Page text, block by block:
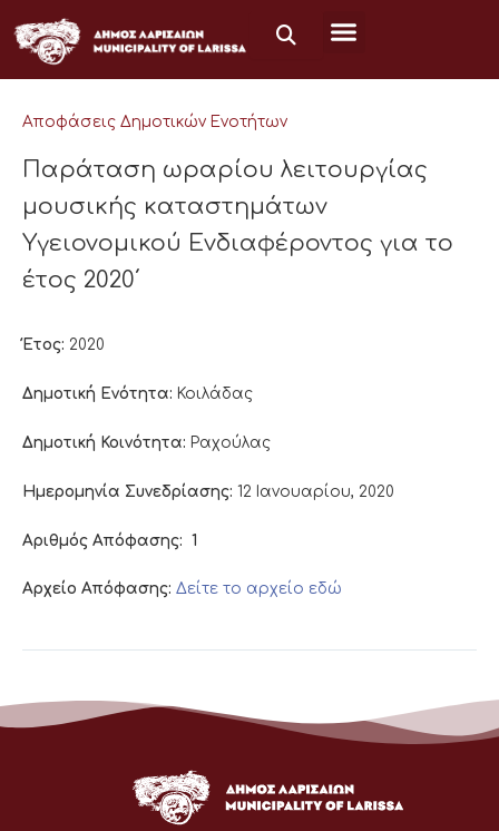
στο
περιεχόμενο
Αποφάσεις Δημοτικών Ενοτήτων
Παράταση ωραρίου λειτουργίας
μουσικής καταστημάτων
Υγειονομικού Ενδιαφέροντος για το
έτος 2020΄
Έτος: 2020
Δημοτική Ενότητα: Κοιλάδας
Δημοτική Κοινότητα: Ραχούλας
Ημερομηνία Συνεδρίασης: 12 Ιανουαρίου, 2020
Αριθμός Απόφασης: 1
Αρχείο Απόφασης: Δείτε το αρχείο εδώ